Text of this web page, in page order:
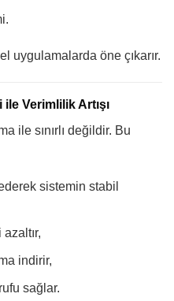
uygulamalarda öne çıkarır.
Verimlilik Artışı
ile sınırlı değildir. Bu
sistemin stabil
indirir,
sağlar.